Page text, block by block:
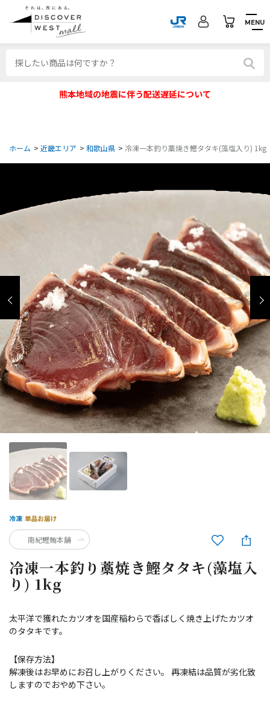
MENU
熊本地域の地震に伴う配送遅延について
ホーム > 近畿エリア > 和歌山県 > 冷凍一本釣り藁焼き鰹タタキ(藻塩入り) 1kg
冷凍一本釣り藁焼き鰹タタキ(藻塩入
り) 1kg
太平洋で獲れたカツオを国産稲わらで香ばしく焼き上げたカツオ
のタタキです。
【保存方法】
解凍後はお早めにお召し上がりください。 再凍結は品質が劣化致
しますのでおやめ下さい。
南紀鰹鮪本舗